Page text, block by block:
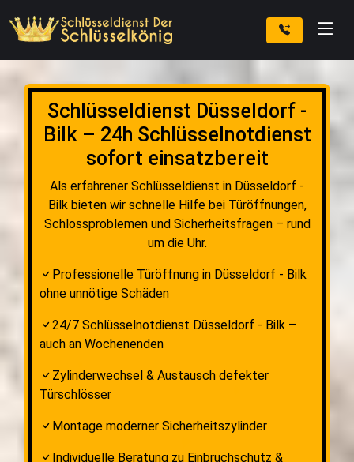
Schlüsseldienst Düsseldorf -
Bilk – 24h Schlüsselnotdienst
sofort einsatzbereit
Als erfahrener Schlüsseldienst in Düsseldorf -
Bilk bieten wir schnelle Hilfe bei Türöffnungen,
Schlossproblemen und Sicherheitsfragen – rund
um die Uhr.
Professionelle Türöffnung in Düsseldorf - Bilk
ohne unnötige Schäden
24/7 Schlüsselnotdienst Düsseldorf - Bilk –
auch an Wochenenden
Zylinderwechsel & Austausch defekter
Türschlösser
Montage moderner Sicherheitszylinder
Individuelle Beratung zu Einbruchschutz &